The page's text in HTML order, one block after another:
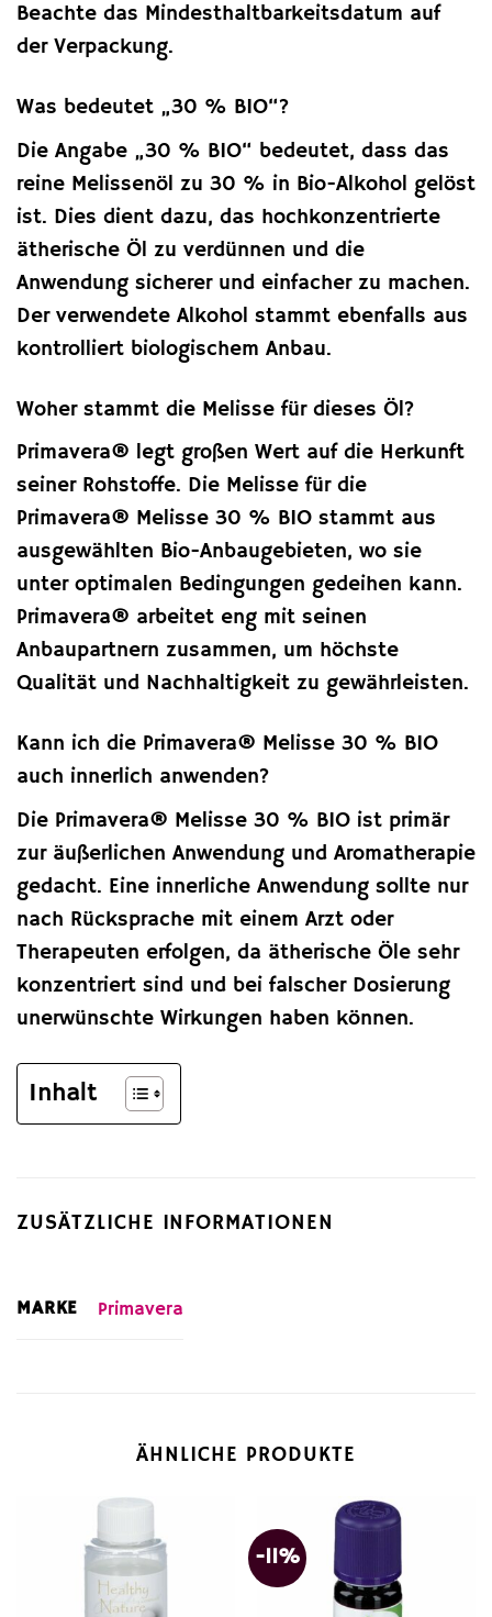
Beachte das Mindesthaltbarkeitsdatum auf
der Verpackung.
Was bedeutet „30 % BIO“?
Die Angabe „30 % BIO“ bedeutet, dass das
reine Melissenöl zu 30 % in Bio-Alkohol gelöst
ist. Dies dient dazu, das hochkonzentrierte
ätherische Öl zu verdünnen und die
Anwendung sicherer und einfacher zu machen.
Der verwendete Alkohol stammt ebenfalls aus
kontrolliert biologischem Anbau.
Woher stammt die Melisse für dieses Öl?
Primavera® legt großen Wert auf die Herkunft
seiner Rohstoffe. Die Melisse für die
Primavera® Melisse 30 % BIO stammt aus
ausgewählten Bio-Anbaugebieten, wo sie
unter optimalen Bedingungen gedeihen kann.
Primavera® arbeitet eng mit seinen
Anbaupartnern zusammen, um höchste
Qualität und Nachhaltigkeit zu gewährleisten.
Kann ich die Primavera® Melisse 30 % BIO
auch innerlich anwenden?
Die Primavera® Melisse 30 % BIO ist primär
zur äußerlichen Anwendung und Aromatherapie
gedacht. Eine innerliche Anwendung sollte nur
nach Rücksprache mit einem Arzt oder
Therapeuten erfolgen, da ätherische Öle sehr
konzentriert sind und bei falscher Dosierung
unerwünschte Wirkungen haben können.
Inhalt
ZUSÄTZLICHE INFORMATIONEN
MARKE Primavera
ÄHNLICHE PRODUKTE
-11%